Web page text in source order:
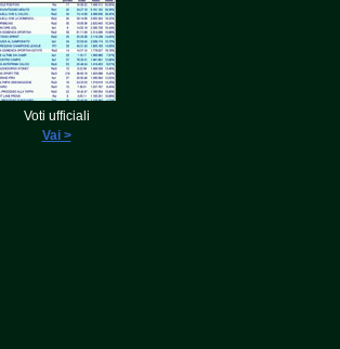
Voti ufficiali
Vai >